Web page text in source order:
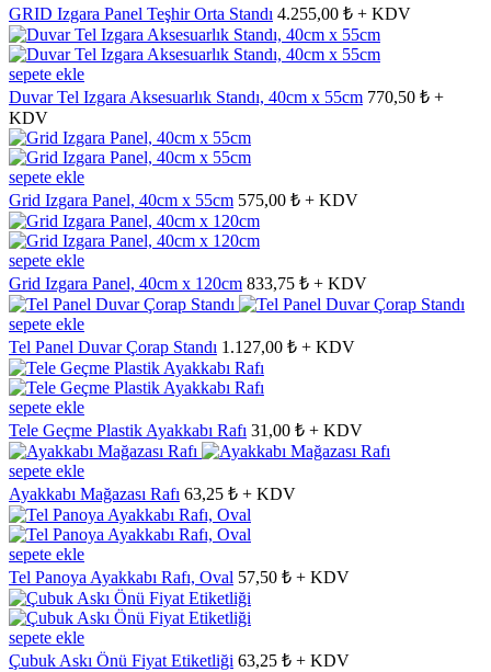
GRID Izgara Panel Teşhir Orta Standı 4.255,00 ₺ + KDV
sepete ekle
Duvar Tel Izgara Aksesuarlık Standı, 40cm x 55cm 770,50 ₺ +
KDV
sepete ekle
Grid Izgara Panel, 40cm x 55cm 575,00 ₺ + KDV
sepete ekle
Grid Izgara Panel, 40cm x 120cm 833,75 ₺ + KDV
sepete ekle
Tel Panel Duvar Çorap Standı 1.127,00 ₺ + KDV
sepete ekle
Tele Geçme Plastik Ayakkabı Rafı 31,00 ₺ + KDV
sepete ekle
Ayakkabı Mağazası Rafı 63,25 ₺ + KDV
sepete ekle
Tel Panoya Ayakkabı Rafı, Oval 57,50 ₺ + KDV
sepete ekle
Çubuk Askı Önü Fiyat Etiketliği 63,25 ₺ + KDV